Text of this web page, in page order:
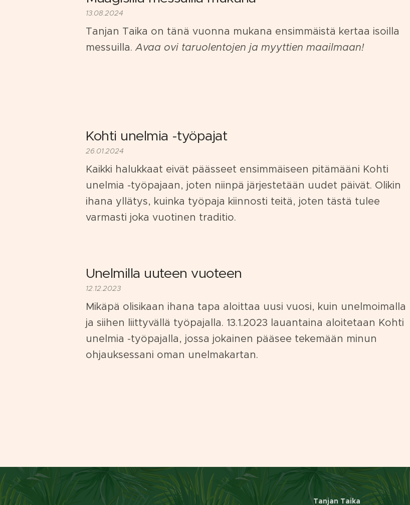
13.08.2024
Tanjan Taika on tänä vuonna mukana ensimmäistä kertaa isoilla
messuilla.Avaa ovi taruolentojen ja myyttien maailmaan!
Kohti unelmia -työpajat
26.01.2024
Kaikki halukkaat eivät päässeet ensimmäiseen pitämääni Kohti
unelmia -työpajaan, joten niinpä järjestetään uudet päivät. Olikin
ihana yllätys, kuinka työpaja kiinnosti teitä, joten tästä tulee
varmasti joka vuotinen traditio.
Unelmilla uuteen vuoteen
12.12.2023
Mikäpä olisikaan ihana tapa aloittaa uusi vuosi, kuin unelmoimalla
ja siihen liittyvällä työpajalla. 13.1.2023 lauantaina aloitetaan Kohti
unelmia -työpajalla, jossa jokainen pääsee tekemään minun
ohjauksessani oman unelmakartan.
Tanjan Taika